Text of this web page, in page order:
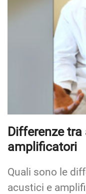
Differenze
amplificatori
Quali sono le
acustici e